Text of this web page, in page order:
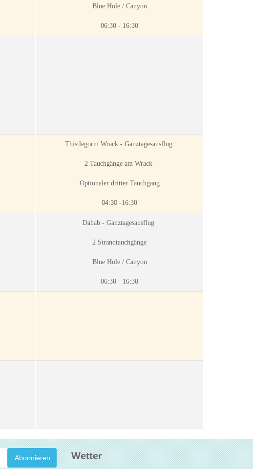
Blue Hole / Canyon
06:30 - 16:30
Thistlegorm Wrack - Ganztagesausflug
2 Tauchgänge am Wrack
Optionaler dritter Tauchgang
04:30 -16:30
Dahab - Ganztagesausflug
2 Strandtauchgänge
Blue Hole / Canyon
06:30 - 16:30
Wetter